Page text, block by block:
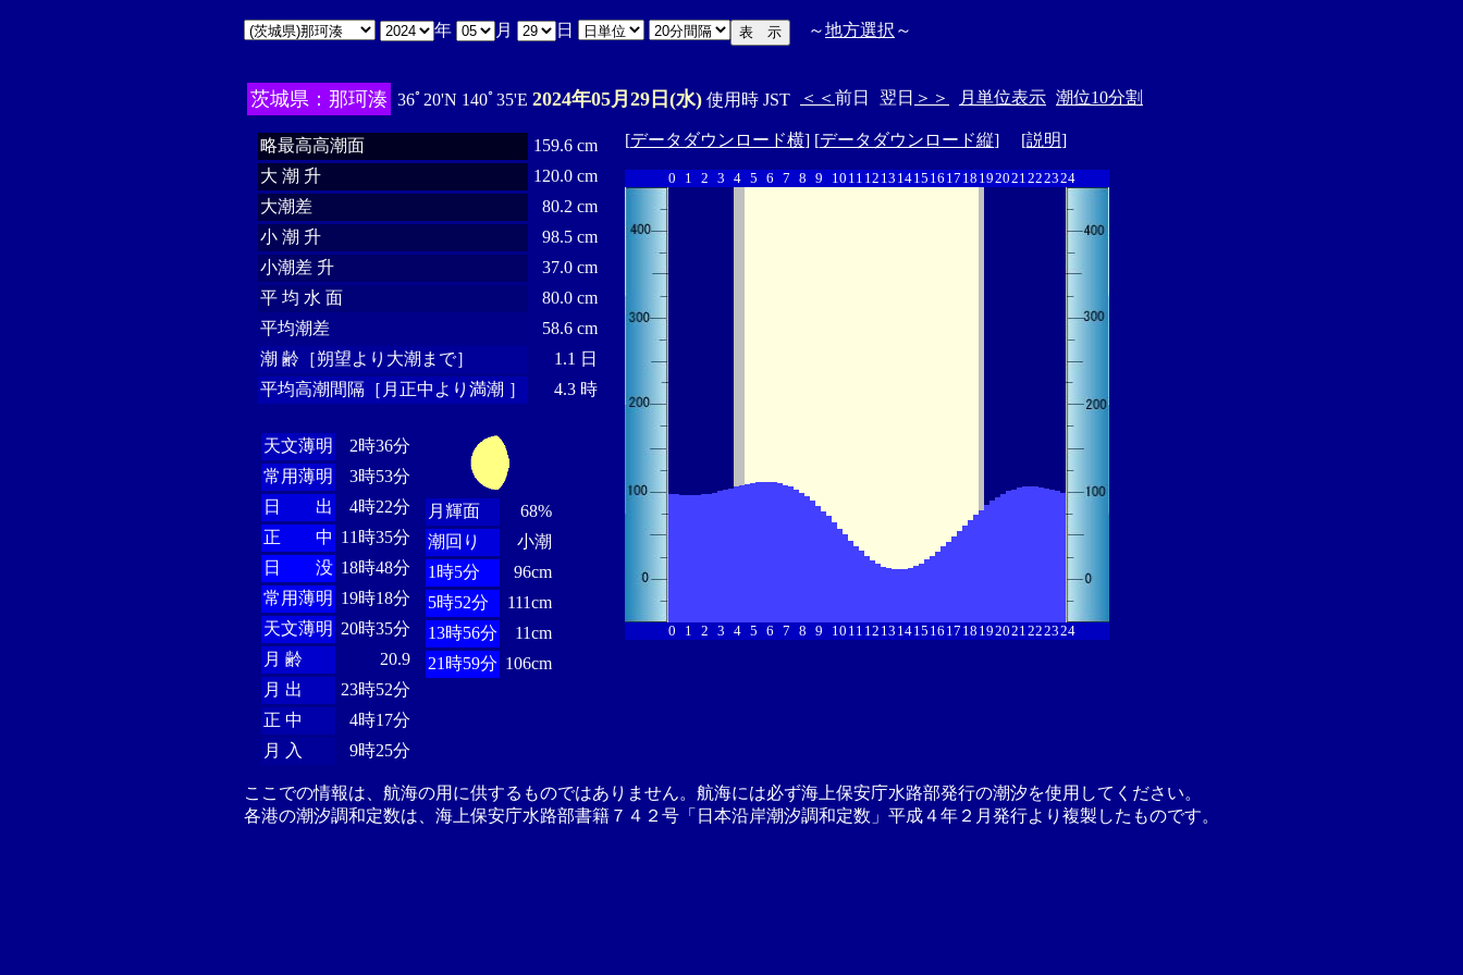
年 月 日 ～地方選択 ～
茨城県：那珂湊 36ﾟ20'N 140ﾟ35'E 2024年05月29日(水) 使用時 JST ＜＜ 前日 翌日 ＞＞ 月単位表示 潮位10分割
略最高高潮面
159.6 cm
大 潮 升
120.0 cm
大潮差
80.2 cm
小 潮 升
98.5 cm
小潮差 升
37.0 cm
平 均 水 面
80.0 cm
平均潮差
58.6 cm
潮 齢［朔望より大潮まで］
1.1 日
平均高潮間隔［月正中より満潮 ］
4.3 時
天文薄明
2時36分
常用薄明
3時53分
日 出
4時22分
正 中 11時35分
日 没 18時48分
常用薄明 19時18分
天文薄明 20時35分
月 齢
20.9
月 出
23時52分
正 中
4時17分
月 入
9時25分
月輝面
68%
潮回り
小潮
1時5分
96cm
5時52分
111cm
13時56分
11cm
21時59分 106cm
[データダウンロード横] [データダウンロード縦] [説明]
0 1 2 3 4 5 6 7 8 9 10 11 12 13 1415 16 17 18 192021222324
0 1 2 3 4 5 6 7 8 9 10 11 12 13 1415 16 17 18 192021222324
ここでの情報は、航海の用に供するものではありません。航海には必ず海上保安庁水路部発行の潮汐を使用してください。
各港の潮汐調和定数は、海上保安庁水路部書籍７４２号「日本沿岸潮汐調和定数」平成４年２月発行より複製したものです。